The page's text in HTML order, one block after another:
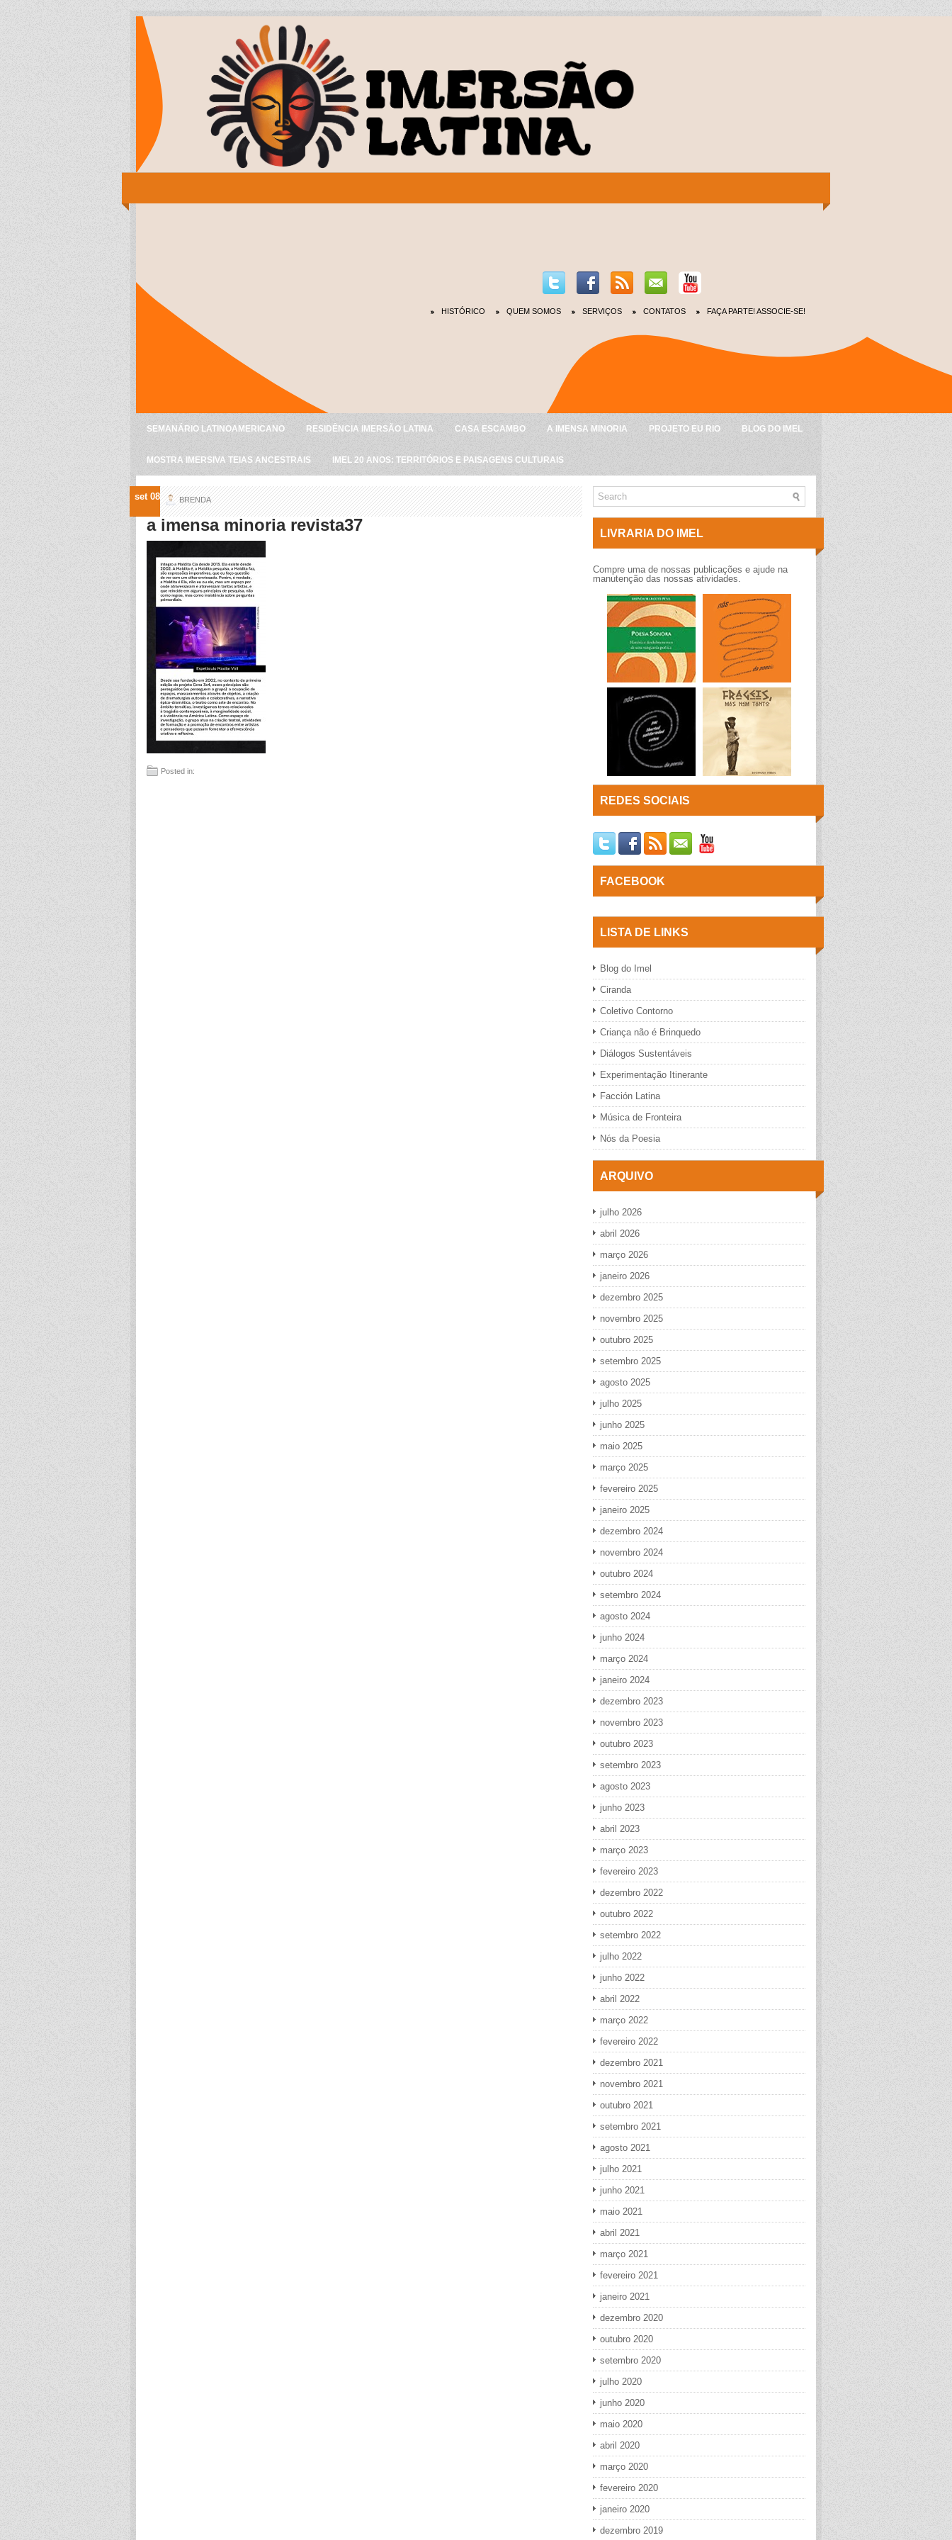
HISTÓRICO QUEM SOMOS SERVIÇOS CONTATOS FAÇA PARTE! ASSOCIE-SE!
SEMANÁRIO LATINOAMERICANO RESIDÊNCIA IMERSÃO LATINA CASA ESCAMBO A IMENSA MINORIA PROJETO EU RIO BLOG DO IMEL
MOSTRA IMERSIVA TEIAS ANCESTRAIS IMEL 20 ANOS: TERRITÓRIOS E PAISAGENS CULTURAIS
set 08 BRENDA
a imensa minoria revista37
Posted in:
LIVRARIA DO IMEL
Compre uma de nossas publicações e ajude na
manutenção das nossas atividades.
REDES SOCIAIS
FACEBOOK
LISTA DE LINKS
Blog do Imel
Ciranda
Coletivo Contorno
Criança não é Brinquedo
Diálogos Sustentáveis
Experimentação Itinerante
Facción Latina
Música de Fronteira
Nós da Poesia
ARQUIVO
julho 2026
abril 2026
março 2026
janeiro 2026
dezembro 2025
novembro 2025
outubro 2025
setembro 2025
agosto 2025
julho 2025
junho 2025
maio 2025
março 2025
fevereiro 2025
janeiro 2025
dezembro 2024
novembro 2024
outubro 2024
setembro 2024
agosto 2024
junho 2024
março 2024
janeiro 2024
dezembro 2023
novembro 2023
outubro 2023
setembro 2023
agosto 2023
junho 2023
abril 2023
março 2023
fevereiro 2023
dezembro 2022
outubro 2022
setembro 2022
julho 2022
junho 2022
abril 2022
março 2022
fevereiro 2022
dezembro 2021
novembro 2021
outubro 2021
setembro 2021
agosto 2021
julho 2021
junho 2021
maio 2021
abril 2021
março 2021
fevereiro 2021
janeiro 2021
dezembro 2020
outubro 2020
setembro 2020
julho 2020
junho 2020
maio 2020
abril 2020
março 2020
fevereiro 2020
janeiro 2020
dezembro 2019